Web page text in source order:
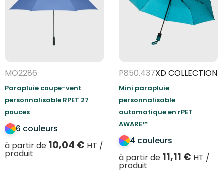
MO2286
Parapluie coupe-vent
personnalisable RPET 27
pouces
6 couleurs
à partir de 10,04 € HT /
produit
P850.437XD COLLECTION
Mini parapluie
personnalisable
automatique en rPET
AWARE™
4 couleurs
à partir de 11,11 € HT /
produit